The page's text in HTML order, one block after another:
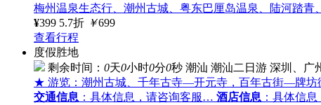
梅州温泉生态行、潮州古城、粤东巴厘岛温泉、陆河踏青
¥399 5.7折 ￥699
查看行程
度假胜地
剩余时间： 0天0小时0分0秒 潮汕 潮汕二日游 深圳、广
★ 游览：潮州古城、千年古寺—开元寺，百年古街—牌
交通信息 ：具体信息，请咨询客服… 酒店信息 ：具体信